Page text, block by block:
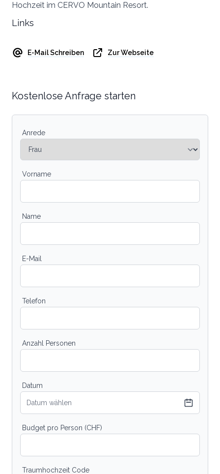
Hochzeit im CERVO Mountain Resort.
Links
E-Mail Schreiben Zur Webseite
Kostenlose Anfrage starten
Anrede
Vorname
Name
E-Mail
Telefon
Anzahl Personen
Datum
Datum wählen
Budget pro Person (CHF)
Traumhochzeit Code